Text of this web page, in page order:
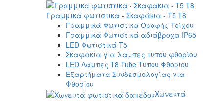
Γραμμικά φωτιστικά - Σκαφάκια - Τ5 T8
Γραμμικά Φωτιστικά Οροφής-Τοίχου
Γραμμικά Φωτιστικά αδιάβροχα IP65
LED Φωτιστικά T5
Σκαφάκια για λάμπες τύπου φθορίου
LED Λάμπες T8 Tube Τύπου Φθορίου
Εξαρτήματα Συνδεσμολογίας για
Φθορίου
Χωνευτά